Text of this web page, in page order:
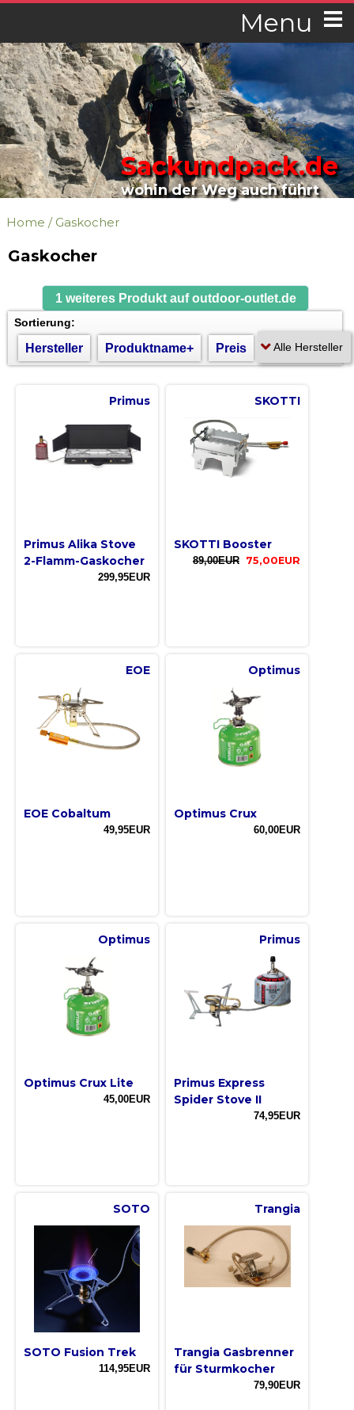
Menu
Sackundpack.de
wohin der Weg auch führt
Home / Gaskocher
Gaskocher
1 weiteres Produkt auf outdoor-outlet.de
Sortierung:
Hersteller Produktname+ Preis
Primus
Primus Alika Stove
2-Flamm-Gaskocher
299,95EUR
SKOTTI
SKOTTI Booster
89,00EUR 75,00EUR
EOE
EOE Cobaltum
49,95EUR
Optimus
Optimus Crux
60,00EUR
Optimus
Optimus Crux Lite
45,00EUR
Primus
Primus Express
Spider Stove II
74,95EUR
SOTO
SOTO Fusion Trek
114,95EUR
Trangia
Trangia Gasbrenner
für Sturmkocher
79,90EUR